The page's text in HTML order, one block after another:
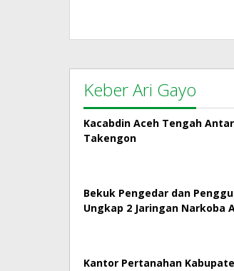
Keber Ari Gayo
Kacabdin Aceh Tengah
Takengon
Bekuk Pengedar dan
Ungkap 2 Jaringan Narkoba
Kantor Pertanahan